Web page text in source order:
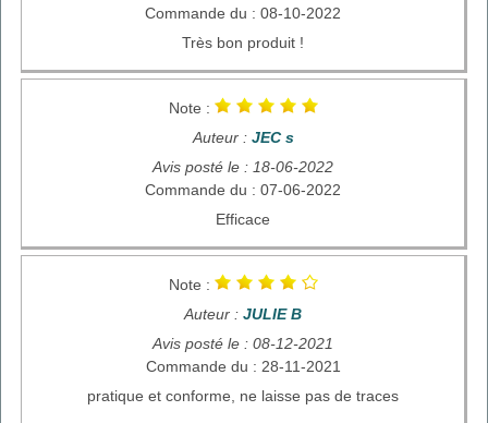
Commande du : 08-10-2022
Très bon produit !
Note :
Auteur : JEC s
Avis posté le : 18-06-2022
Commande du : 07-06-2022
Efficace
Note :
Auteur : JULIE B
Avis posté le : 08-12-2021
Commande du : 28-11-2021
pratique et conforme, ne laisse pas de traces